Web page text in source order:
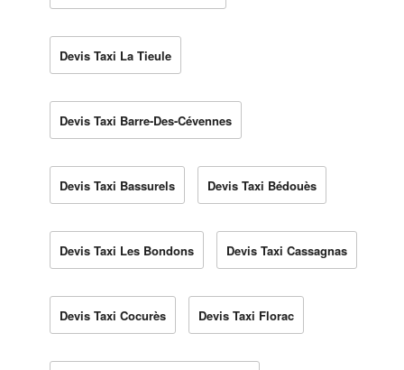
Devis Taxi La Tieule
Devis Taxi Barre-Des-Cévennes
Devis Taxi Bassurels Devis Taxi Bédouès
Devis Taxi Les Bondons Devis Taxi Cassagnas
Devis Taxi Cocurès Devis Taxi Florac